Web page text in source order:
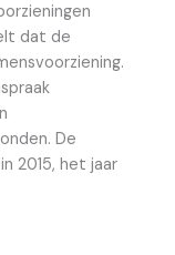
dat de
De
2015, het jaar